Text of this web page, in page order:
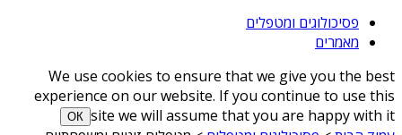
פסיכולוגים ומטפלים
מאמרים
We use cookies to ensure that we give you the best
experience on our website. If you continue to use this
site we will assume that you are happy with it
ОК